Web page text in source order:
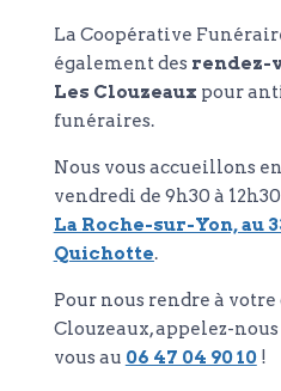
La Coopérative
également des rendez-
Les Clouzeaux pour
funéraires.
Nous vous accueillons
vendredi de 9h30 à
La Roche-sur-Yon, au
Quichotte.
Pour nous rendre à
Clouzeaux, appelez-
vous au 06 47 04 90 10!